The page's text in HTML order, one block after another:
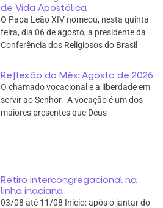
de Vida Apostólica
O Papa Leão XIV nomeou, nesta quinta
feira, dia 06 de agosto, a presidente da
Conferência dos Religiosos do Brasil
Reflexão do Mês: Agosto de 2026
O chamado vocacional e a liberdade em
servir ao Senhor A vocação é um dos
maiores presentes que Deus
Retiro intercongregacional na
linha inaciana
03/08 até 11/08 Início: após o jantar do